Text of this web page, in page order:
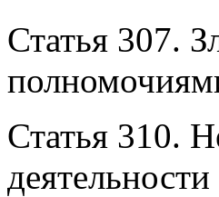
Статья 307.
Статья 310.
деятельности